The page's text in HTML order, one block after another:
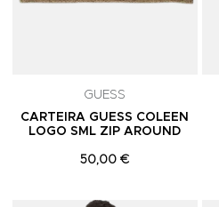
GUESS
CARTEIRA GUESS COLEEN
LOGO SML ZIP AROUND
50,00 €